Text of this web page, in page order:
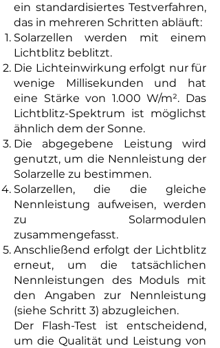
ein standardisiertes Testverfahren,
das in mehreren Schritten abläuft:
Solarzellen werden mit einem
Lichtblitz beblitzt.
Die Lichteinwirkung erfolgt nur für
wenige Millisekunden und hat
eine Stärke von 1.000 W/m². Das
Lichtblitz-Spektrum ist möglichst
ähnlich dem der Sonne.
Die abgegebene Leistung wird
genutzt, um die Nennleistung der
Solarzelle zu bestimmen.
Solarzellen, die die gleiche
Nennleistung aufweisen, werden
zu Solarmodulen
zusammengefasst.
Anschließend erfolgt der Lichtblitz
erneut, um die tatsächlichen
Nennleistungen des Moduls mit
den Angaben zur Nennleistung
(siehe Schritt 3) abzugleichen.
Der Flash-Test ist entscheidend,
um die Qualität und Leistung von